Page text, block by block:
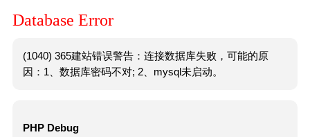
Database Error
(1040) 365建站错误警告：连接数据库失败，可能的原
因：1、数据库密码不对; 2、mysql未启动。
PHP Debug